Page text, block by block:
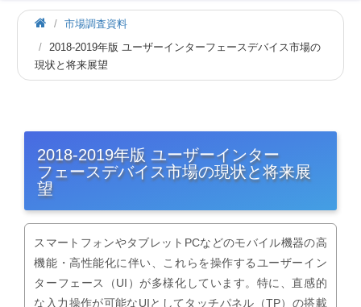
市場調査資料
2018-2019年版 ユーザーインターフェースデバイス市場の
現状と将来展望
2018-2019年版 ユーザーインター
フェースデバイス市場の現状と将来展
望
スマートフォンやタブレットPCなどのモバイル機器の高
機能・高性能化に伴い、これらを操作するユーザーイン
ターフェース（UI）が多様化しています。特に、直感的
な入力操作が可能なUIとしてタッチパネル（TP）の搭載